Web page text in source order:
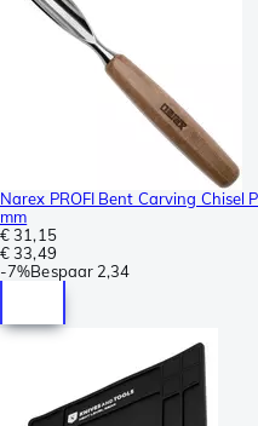
Narex PROFI Bent Carving Chisel
mm
€ 31,15
€ 33,49
-7%Bespaar 2,34